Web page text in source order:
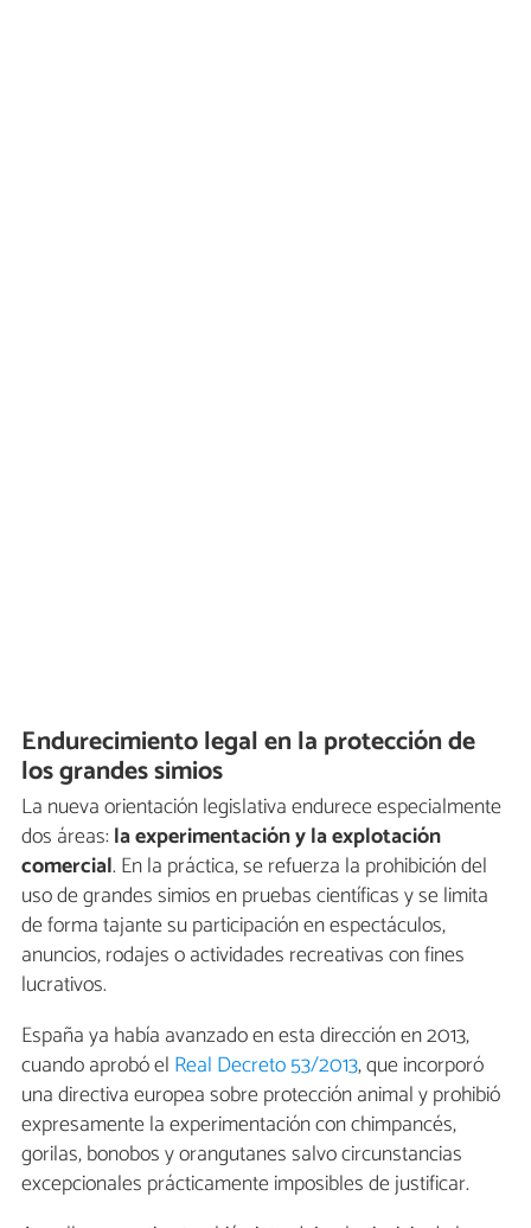
Endurecimiento legal en la protección de
los grandes simios
La nueva orientación legislativa endurece especialmente
dos áreas:la experimentación y la explotación
comercial. En la práctica, se refuerza la prohibición del
uso de grandes simios en pruebas científicas y se limita
de forma tajante su participación en espectáculos,
anuncios, rodajes o actividades recreativas con fines
lucrativos.
España ya había avanzado en esta dirección en 2013,
cuando aprobó el Real Decreto 53/2013, que incorporó
una directiva europea sobre protección animal y prohibió
expresamente la experimentación con chimpancés,
gorilas, bonobos y orangutanes salvo circunstancias
excepcionales prácticamente imposibles de justificar.